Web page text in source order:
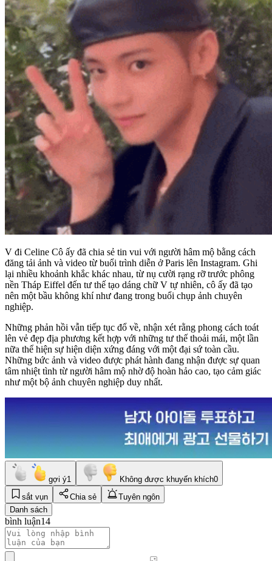
V đi Celine Cô ấy đã chia sẻ tin vui với người hâm mộ bằng cách
đăng tải ảnh và video từ buổi trình diễn ở Paris lên Instagram. Ghi
lại nhiều khoảnh khắc khác nhau, từ nụ cười rạng rỡ trước phông
nền Tháp Eiffel đến tư thế tạo dáng chữ V tự nhiên, cô ấy đã tạo
nên một bầu không khí như đang trong buổi chụp ảnh chuyên
nghiệp.
Những phản hồi vẫn tiếp tục đổ về, nhận xét rằng phong cách toát
lên vẻ đẹp địa phương kết hợp với những tư thế thoải mái, một lần
nữa thể hiện sự hiện diện xứng đáng với một đại sứ toàn cầu.
Những bức ảnh và video được phát hành đang nhận được sự quan
tâm nhiệt tình từ người hâm mộ nhờ độ hoàn hảo cao, tạo cảm giác
như một bộ ảnh chuyên nghiệp duy nhất.
gợi ý1 Không được khuyến khích0
sắt vụn
Chia sẻ
Tuyên ngôn
Danh sách
bình luận14